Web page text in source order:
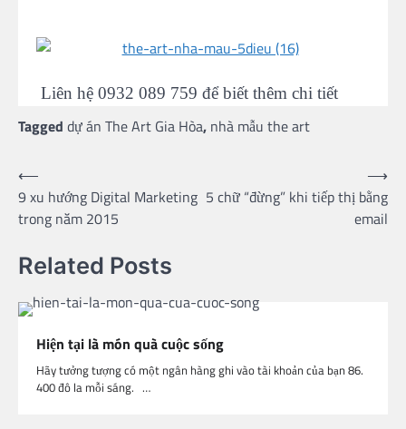
Liên hệ 0932 089 759 để biết thêm chi tiết
Tagged dự án The Art Gia Hòa, nhà mẫu the art
Post
navigation
⟵
9 xu hướng Digital Marketing
trong năm 2015
5 chữ “đừng” khi tiếp thị bằng
email
⟶
Related Posts
Hiện tại là món quà cuộc sống
Hãy tưởng tượng có một ngân hàng ghi vào tài khoản của bạn 86.
400 đô la mỗi sáng. …